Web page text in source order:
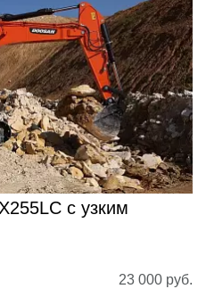
с узким
23 000 руб.